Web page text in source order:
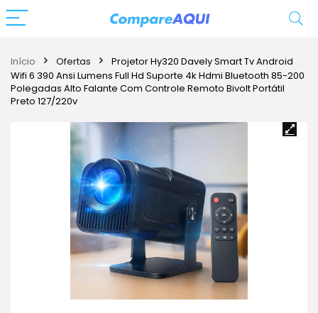
Início Ofertas
Projetor Hy320 Davely Smart Tv Android
Wifi 6 390 Ansi Lumens Full Hd Suporte 4k Hdmi Bluetooth 85-200
Polegadas Alto Falante Com Controle Remoto Bivolt Portátil
Preto 127/220v